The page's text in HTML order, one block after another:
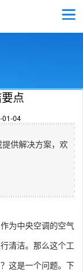
点
01-04
供解决方案，欢
为中央空调的空气
清洁。那么这个工
这是一个问题。下